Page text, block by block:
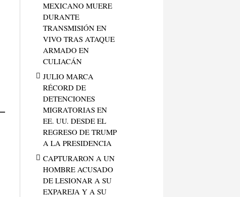
MEXICANO MUERE
DURANTE
TRANSMISIÓN EN
VIVO TRAS ATAQUE
ARMADO EN
CULIACÁN
JULIO MARCA
RÉCORD DE
DETENCIONES
MIGRATORIAS EN
EE. UU. DESDE EL
REGRESO DE TRUMP
A LA PRESIDENCIA
CAPTURARON A UN
HOMBRE ACUSADO
DE LESIONAR A SU
EXPAREJA Y A SU